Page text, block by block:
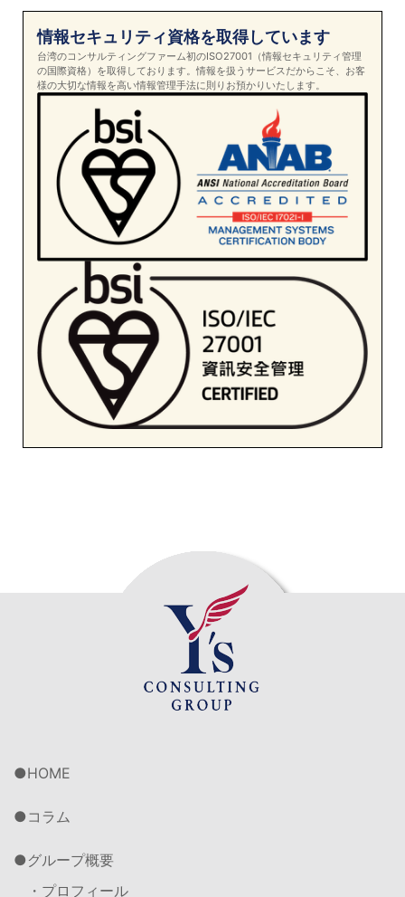
情報セキュリティ資格を取得しています
台湾のコンサルティングファーム初のISO27001（情報セキュリティ管理
の国際資格）を取得しております。情報を扱うサービスだからこそ、お客
様の大切な情報を高い情報管理手法に則りお預かりいたします。
HOME
コラム
グループ概要
・プロフィール